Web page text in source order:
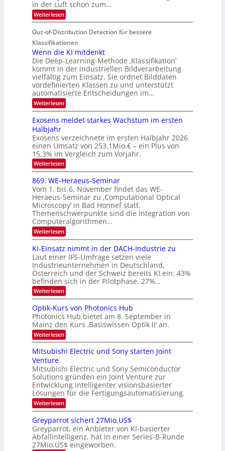
n
d
M
a
n
t
i
S
p
e
c
t
r
t
e
I
S
I
O
N
T
e
c
h
T
a
l
k
u
r
u
d
e
r
V
S
O
N
2
0
2
6
in der Luft schon zum…
Weiterlesen:
S
c
h
l
a
n
d
e
n
Out-of-Distribution Detection für bessere
Klassifikationen
Wenn die KI mitdenkt
Die Deep-Learning-Methode ‚Klassifikation‘
kommt in der industriellen Bildverarbeitung
vielfältig zum Einsatz. Sie ordnet Bilddaten
vordefinierten Klassen zu und unterstützt
automatisierte Entscheidungen im…
Weiterlesen:
W
n
d
i
e
K
I
m
i
t
d
e
n
k
t
Exosens meldet starkes Wachstum im ersten
Halbjahr
Exosens verzeichnete im ersten Halbjahr 2026
einen Umsatz von 253,1Mio.€ – ein Plus von
15,3% im Vergleich zum Vorjahr.
Weiterlesen:
E
x
o
s
e
n
s
m
e
l
d
e
t
s
t
a
r
k
e
W
a
c
h
s
u
i
m
e
r
s
t
e
n
H
a
l
b
869. WE-Heraeus-Seminar
Vom 1. bis 6. November findet das WE-
Heraeus-Seminar zu ‚Computational Optical
Microscopy‘ in Bad Honnef statt.
Themenschwerpunkte sind die Integration von
Computeralgorithmen…
Weiterlesen:
8
9
.
W
E
-
H
e
r
a
e
u
s
-
S
e
n
a
r
KI-Einsatz nimmt in der DACH-Industrie zu
Laut einer IFS-Umfrage setzen viele
Industrieunternehmen in Deutschland,
Österreich und der Schweiz bereits KI ein: 43%
befinden sich in der Pilotphase, 27%…
Weiterlesen:
K
-
E
i
n
s
a
t
n
m
m
t
i
n
d
e
r
D
A
Optik-Kurs von Photonics Hub
Photonics Hub bietet am 8. September in
Mainz den Kurs ‚Basiswissen Optik II‘ an.
Weiterlesen:
O
p
t
k
-
K
u
r
s
v
o
n
P
h
o
Mitsubishi Electric und Sony starten Joint
Venture
Mitsubishi Electric und Sony Semiconductor
Solutions gründen ein Joint Venture zur
Entwicklung intelligenter visionsbasierter
Lösungen für die Fertigungsautomatisierung.
Weiterlesen:
M
t
s
u
b
Greyparrot sichert 27Mio.US$
Greyparrot, ein Anbieter von KI-basierter
Abfallintelligenz, hat in einer Series-B-Runde
27Mio.US$ eingeworben.